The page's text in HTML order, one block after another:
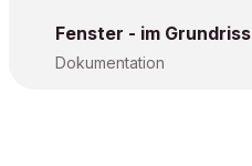
Fenster - im Grundriss
Dokumentation